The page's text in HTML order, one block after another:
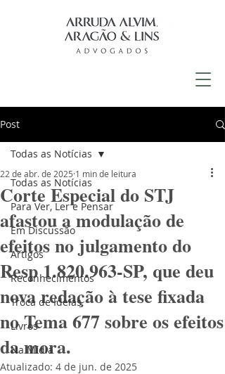
Post
Todas as Notícias
Para Ver, Ler e Pensar
Em Discussão
Artigos
Reconhecimentos
Troca de Ideias
Livros
Na Mídia
Todas as Notícias
Corte Especial do STJ
afastou a modulação de
efeitos no julgamento do
Resp 1.820.963-SP, que deu
nova redação à tese fixada
no Tema 677 sobre os efeitos
da mora.
22 de abr. de 2025 1 min de leitura
Atualizado: 4 de jun. de 2025